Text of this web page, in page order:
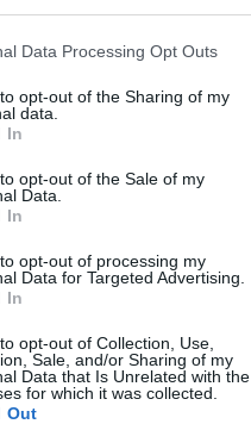
Data Processing Opt Outs
opt-out of the Sharing of my
data.
In
opt-out of the Sale of my
Data.
In
opt-out of processing my
Data for Targeted Advertising.
In
opt-out of Collection, Use,
Sale, and/or Sharing of my
Data that Is Unrelated with the
for which it was collected.
Outde juny